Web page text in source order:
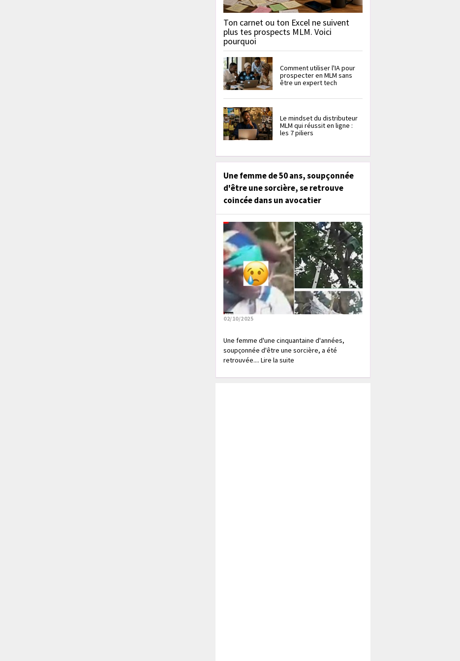
Ton carnet ou ton Excel ne suivent
plus tes prospects MLM. Voici
pourquoi
Comment utiliser l'IA pour
prospecter en MLM sans
être un expert tech
Le mindset du distributeur
MLM qui réussit en ligne :
les 7 piliers
Une femme de 50 ans, soupçonnée
d'être une sorcière, se retrouve
coincée dans un avocatier
02/10/2025
Une femme d'une cinquantaine d'années,
soupçonnée d'être une sorcière, a été
retrouvée.... Lire la suite